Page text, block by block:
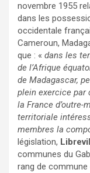
novembre 1955
dans les
occidentale
Cameroun,
que : « dans les
de l’Afrique
de Madagascar,
plein exercice par
la France d’outre-
territoriale
membres la
législation,
communes du
rang de